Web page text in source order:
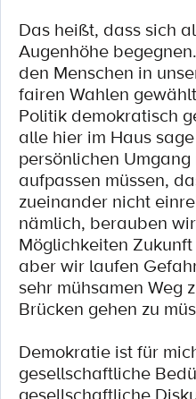
Das heißt, dass sich
Augenhöhe
den Menschen in
fairen Wahlen
Politik demokratisch
alle hier im Haus
persönlichen
aufpassen müssen,
zueinander nicht
nämlich, berauben
Möglichkeiten
aber wir laufen
sehr mühsamen Weg
Brücken gehen zu
Demokratie ist für
gesellschaftliche